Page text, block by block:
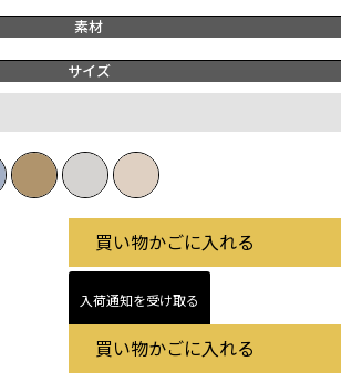
素材
サイズ
買い物かごに入れる
入荷通知を受け取る
買い物かごに入れる